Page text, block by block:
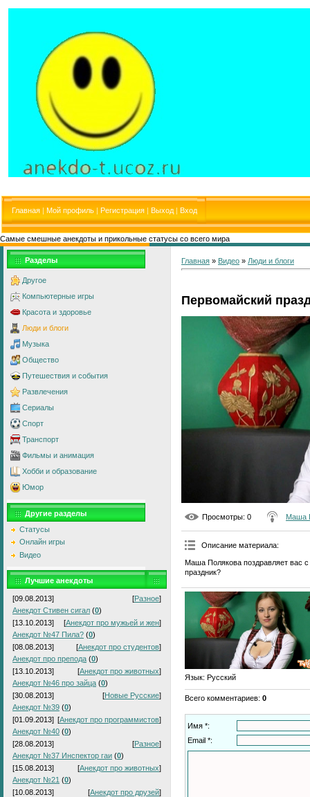
Главная | Мой профиль | Регистрация | Выход | Вход
Самые смешные анекдоты и прикольные статусы со всего мира
Разделы
Другое
Компьютерные игры
Красота и здоровье
Люди и блоги
Музыка
Общество
Путешествия и события
Развлечения
Сериалы
Спорт
Транспорт
Фильмы и анимация
Хобби и образование
Юмор
Другие разделы
Статусы
Онлайн игры
Видео
Лучшие анекдоты
[09.08.2013] [Разное]
Анекдот Стивен сигал (0)
[13.10.2013]
[Анекдот про мужьей и жен]
Анекдот №47 Пила? (0)
[08.08.2013]
[Анекдот про студентов]
Анекдот про препода (0)
[13.10.2013]
[Анекдот про животных]
Анекдот №46 про зайца (0)
[30.08.2013]
[Новые Русские]
Анекдот №39 (0)
[01.09.2013] [Анекдот про программистов]
Анекдот №40 (0)
[28.08.2013]
[Разное]
Анекдот №37 Инспектор гаи (0)
[15.08.2013]
[Анекдот про животных]
Анекдот №21 (0)
[10.08.2013]
[Анекдот про друзей]
Главная » Видео » Люди и блоги
Первомайский
Просмотры: 0 Маша
Описание материала:
Маша Полякова поздравляет вас
праздник?
Язык: Русский
Всего комментариев: 0
Имя *:
Email *: